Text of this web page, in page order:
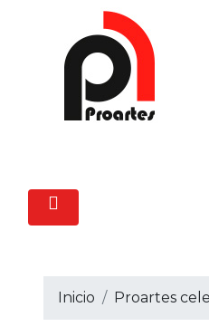
Inicio Proartes